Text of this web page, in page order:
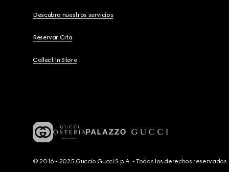
Descubra nuestros servicios
Reservar Cita
Collect In Store
© 2016 - 2025 Guccio Gucci S.p.A. - Todos los derechos